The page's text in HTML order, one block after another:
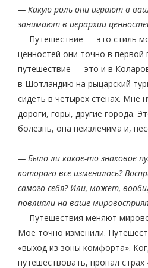
— Какую роль они играют в
занимают в иерархии
— Путешествие — это стиль
ценностей они точно в первой
путешествие — это и в
в Шотландию на рыцарский
сидеть в четырех стенах. Мне
дороги, горы, другие города.
болезнь, она неизлечима и,
— Было ли какое-то знаковое
которого все изменилось?
самого себя? Или, может,
повлияли на ваше
— Путешествия меняют
Мое точно изменили.
«выход из зоны комфорта».
путешествовать, пропал страх